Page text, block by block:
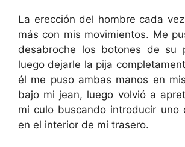
La erección del hombre cada
más con mis movimientos. Me
desabroche los botones de su
luego dejarle la pija
él me puso ambas manos en
bajo mi jean, luego volvió a
mi culo buscando introducir uno
en el interior de mi trasero.